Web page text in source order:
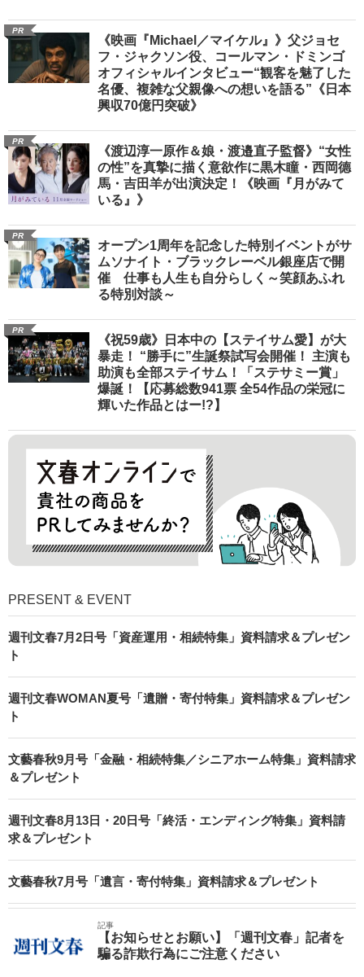
PR
《映画『Michael／マイケル』》父ジョセ
フ・ジャクソン役、コールマン・ドミンゴ
オフィシャルインタビュー“観客を魅了した
名優、複雑な父親像への想いを語る”《日本
興収70億円突破》
PR
《渡辺淳一原作＆娘・渡邉直子監督》“女性
の性”を真摯に描く意欲作に黒木瞳・西岡德
馬・吉田羊が出演決定！《映画『月がみて
いる』》
PR
オープン1周年を記念した特別イベントがサ
ムソナイト・ブラックレーベル銀座店で開
催 仕事も人生も自分らしく～笑顔あふれ
る特別対談～
PR
《祝59歳》日本中の【ステイサム愛】が大
暴走！ “勝手に”生誕祭試写会開催！ 主演も
助演も全部ステイサム！「ステサミー賞」
爆誕！【応募総数941票 全54作品の栄冠に
輝いた作品とはー!?】
PRESENT & EVENT
週刊文春7月2日号「資産運用・相続特集」資料請求＆プレゼン
ト
週刊文春WOMAN夏号「遺贈・寄付特集」資料請求＆プレゼン
ト
文藝春秋9月号「金融・相続特集／シニアホーム特集」資料請求
＆プレゼント
週刊文春8月13日・20日号「終活・エンディング特集」資料請
求＆プレゼント
文藝春秋7月号「遺言・寄付特集」資料請求＆プレゼント
記事
【お知らせとお願い】「週刊文春」記者を
騙る詐欺行為にご注意ください